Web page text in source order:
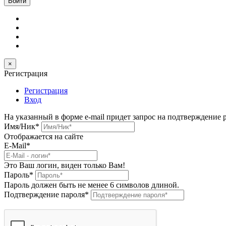
×
Регистрация
Регистрация
Вход
На указанный в форме e-mail придет запрос на подтверждение
Имя/Ник*
Отображается на сайте
E-Mail*
Это Ваш логин, виден только Вам!
Пароль*
Пароль должен быть не менее 6 символов длиной.
Подтверждение пароля*